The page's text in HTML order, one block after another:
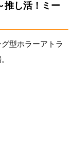
推し活！ミー
型ホラーアトラ